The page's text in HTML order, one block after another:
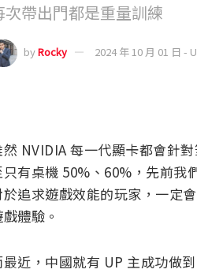
次帶出門都是重量訓練
byRocky 2024 年 10 月 01 日 -
NVIDIA 每一代顯卡都會針
只有桌機 50%、60%，先前我
於追求遊戲效能的玩家，一定
體驗。
最近，中國就有 UP 主成功做